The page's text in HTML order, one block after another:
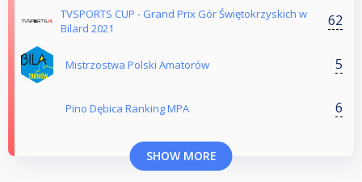
TVSPORTS CUP - Grand Prix Gór Świętokrzyskich w
Bilard 2021
62
Mistrzostwa Polski Amatorów 5
Pino Dębica Ranking MPA 6
SHOW MORE